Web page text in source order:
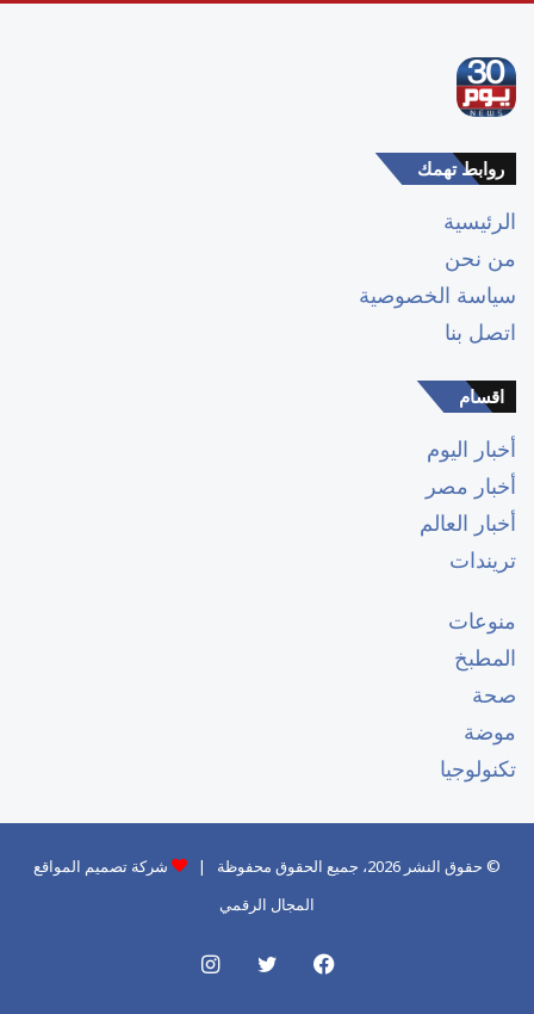
روابط تهمك
الرئيسية
من نحن
سياسة الخصوصية
اتصل بنا
اقسام
أخبار اليوم
أخبار مصر
أخبار العالم
تريندات
منوعات
المطبخ
صحة
موضة
تكنولوجيا
© حقوق النشر 2026، جميع الحقوق محفوظة |
شركة تصميم المواقع
المجال الرقمي
فيسبوك تويتر انستقرام